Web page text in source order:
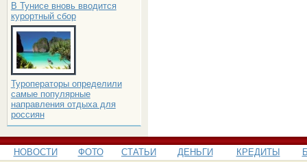
В Тунисе вновь вводится
курортный сбор
Туроператоры определили
самые популярные
направления отдыха для
россиян
НОВОСТИ ФОТО СТАТЬИ ДЕНЬГИ КРЕДИТЫ